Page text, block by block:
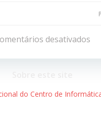
de
Post
desativados
do Centro de